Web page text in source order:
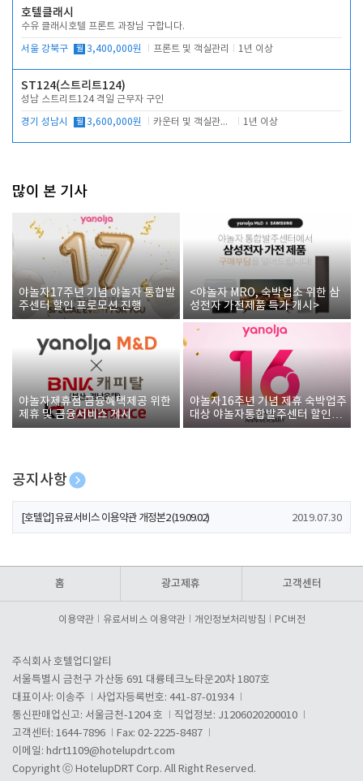
호텔클래시
수유 클래시호텔 프론트 과장님 구합니다.
서울 강북구 월 3,400,000원 프론트 및 객실관리 1년 이상
ST124(스트리트124)
성남 스트리트124 격일 근무자 구인
경기 성남시 월 3,600,000원 카운터 및 객실관리 전반 1년 이상
많이 본 기사
야놀자17주년 기념 야놀자 통합발
주센터 할인 프로모션 진행
<야놀자 MRO, 숙박업소 위한 삼
성전자 가전제품 특가 개시>
야놀자제휴점 금융혜택제공 위한
제휴 및 금융서비스 게시
야놀자16주년 기념 제휴 숙박업주
대상 야놀자통합발주센터 할인쿠
폰 증정
공지사항
[호텔업] 개인정보 처리방침 개정본1 (19.09.02)
[호텔업] 유료서비스 이용약관 개정본2 (19.09.02) 2019.07.30
홈 광고제휴 고객센터
이용약관 유료서비스 이용약관 개인정보처리방침 PC버전
주식회사 호텔업디알티
서울특별시 금천구 가산동 691 대륭테크노타운20차 1807호
대표이사: 이송주
사업자등록번호: 441-87-01934
통신판매업신고: 서울금천-1204 호
직업정보: J1206020200010
고객센터: 1644-7896
Fax: 02-2225-8487
이메일: hdrt1109@hotelupdrt.com
Copyright ⓒ HotelupDRT Corp. All Right Reserved.